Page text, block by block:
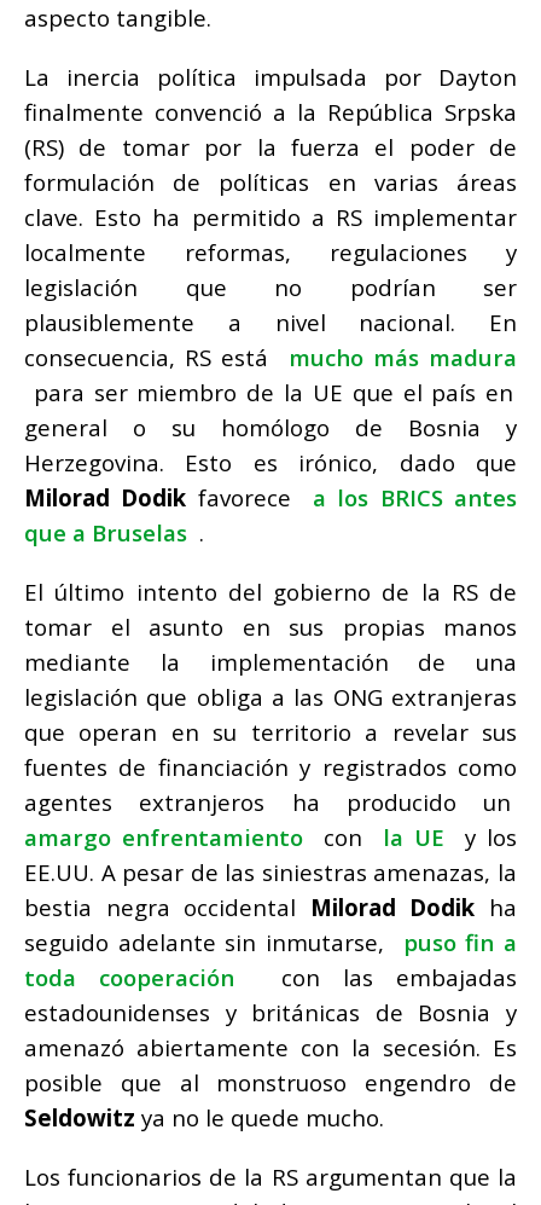
aspecto tangible.
La inercia política impulsada por Dayton
finalmente convenció a la República Srpska
(RS) de tomar por la fuerza el poder de
formulación de políticas en varias áreas
clave. Esto ha permitido a RS implementar
localmente reformas, regulaciones y
legislación que no podrían ser
plausiblemente a nivel nacional. En
consecuencia, RS está mucho más madura
para ser miembro de la UE que el país en
general o su homólogo de Bosnia y
Herzegovina. Esto es irónico, dado que
Milorad Dodik favorece a los BRICS antes
que a Bruselas .
El último intento del gobierno de la RS de
tomar el asunto en sus propias manos
mediante la implementación de una
legislación que obliga a las ONG extranjeras
que operan en su territorio a revelar sus
fuentes de financiación y registrados como
agentes extranjeros ha producido un
amargo enfrentamientocon la UE y los
EE.UU. A pesar de las siniestras amenazas, la
bestia negra occidental Milorad Dodik ha
seguido adelante sin inmutarse, puso fin a
toda cooperación con las embajadas
estadounidenses y británicas de Bosnia y
amenazó abiertamente con la secesión. Es
posible que al monstruoso engendro de
Seldowitz ya no le quede mucho.
Los funcionarios de la RS argumentan que la